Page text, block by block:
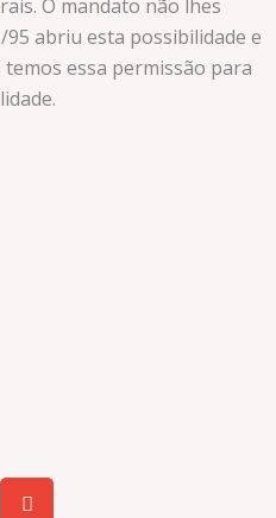
O mandato não lhes
95 abriu esta possibilidade e
essa permissão para